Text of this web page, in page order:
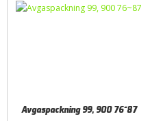
Avgaspackning 99, 900 76~87